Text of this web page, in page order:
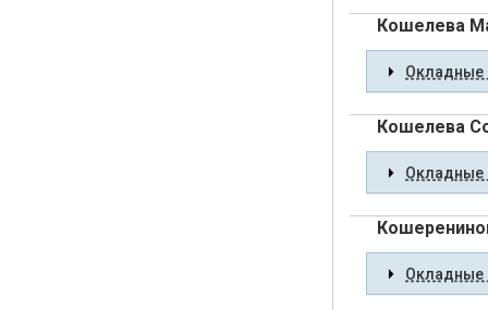
Кошелева
Окладные
Кошелева
Окладные
Окладные